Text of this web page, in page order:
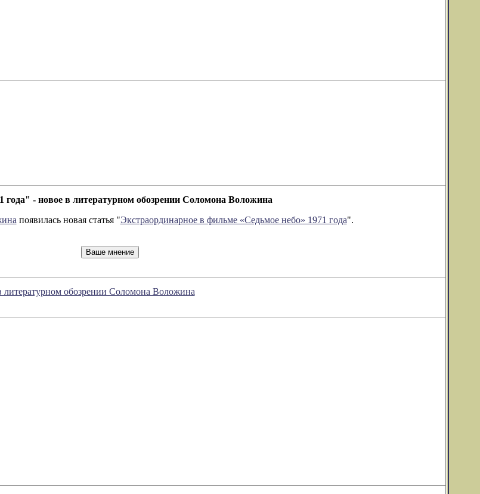
года" - новое в литературном обозрении Соломона Воложина
появилась новая статья "Экстраординарное в фильме «Седьмое небо» 1971 года".
обозрении Соломона Воложина